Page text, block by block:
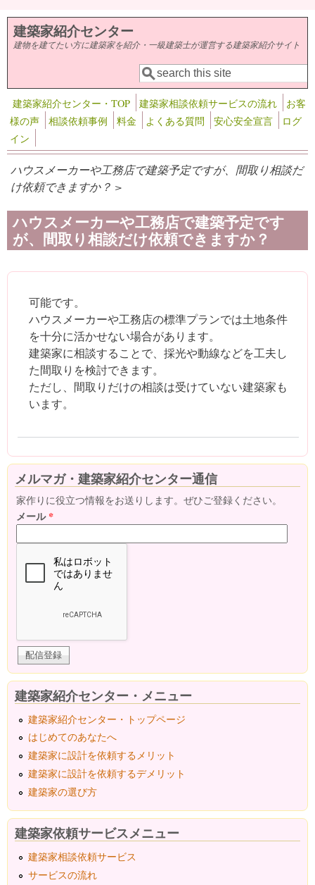
メインコンテンツに移動
建築家紹介センター
建物を建てたい方に建築家を紹介・一級建築士が運営する建築家紹介サイト
検索フォーム
検索
建築家紹介センター・TOP 建築家相談依頼サービスの流れ
お客
様の声
相談依頼事例 料金 よくある質問 安心安全宣言
ログ
イン
ハウスメーカーや工務店で建築予定ですが、間取り相談だ
け依頼できますか？ >
ハウスメーカーや工務店で建築予定です
が、間取り相談だけ依頼できますか？
可能です。
ハウスメーカーや工務店の標準プランでは土地条件
を十分に活かせない場合があります。
建築家に相談することで、採光や動線などを工夫し
た間取りを検討できます。
ただし、間取りだけの相談は受けていない建築家も
います。
メルマガ・建築家紹介センター通信
家作りに役立つ情報をお送りします。ぜひご登録ください。
メール*
建築家紹介センター・メニュー
建築家紹介センター・トップページ
はじめてのあなたへ
建築家に設計を依頼するメリット
建築家に設計を依頼するデメリット
建築家の選び方
建築家依頼サービスメニュー
建築家相談依頼サービス
サービスの流れ